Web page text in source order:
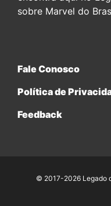
sobre Marvel do
Fale Conosco
Política de
Feedback
© 2017-2026 Legado